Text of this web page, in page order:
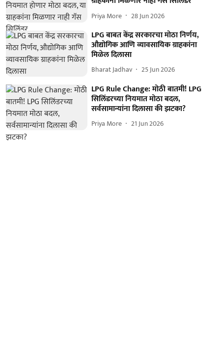
Priya More 28 Jun 2026
LPG बाबत केंद्र सरकारचा मोठा निर्णय,
औद्योगिक आणि व्यावसायिक ग्राहकांना
मिळेल दिलासा
Bharat Jadhav 25 Jun 2026
LPG Rule Change: मोठी बातमी! LPG
सिलिंडरच्या नियमात मोठा बदल,
सर्वसामान्यांना दिलासा की झटका?
Priya More 21 Jun 2026